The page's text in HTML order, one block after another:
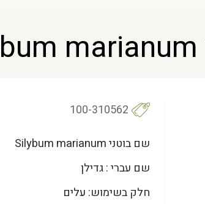
100-310562
שם בוטני Silybum marianum
שם עברי : גדילן
חלק בשימוש: עלים